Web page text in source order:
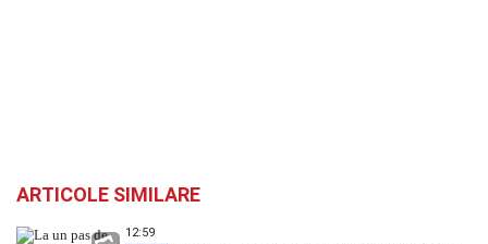
ARTICOLE SIMILARE
12:59